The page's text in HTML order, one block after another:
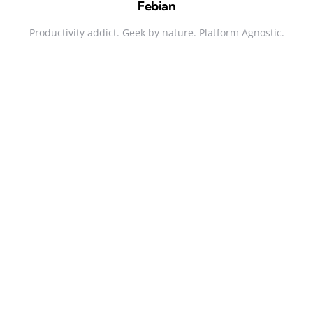
Febian
Productivity addict. Geek by nature. Platform Agnostic.